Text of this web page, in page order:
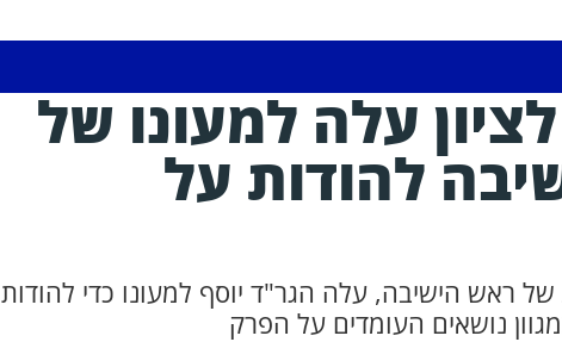
עלה למעונו של
להודות על
ראש הישיבה, עלה הגר"ד יוסף למעונו כדי להודות
נושאים העומדים על הפרק